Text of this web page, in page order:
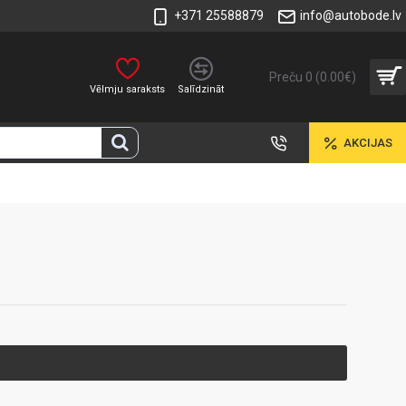
+371 25588879 info@autobode.lv
Vēlmju saraksts Salīdzināt
Preču 0 (0.00€)
AKCIJAS